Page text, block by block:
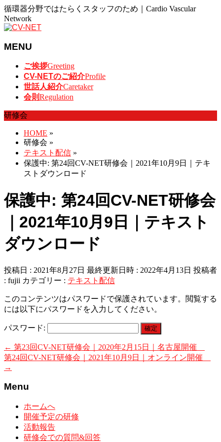
循環器分野ではたらくスタッフのため｜Cardio Vascular
Network
MENU
飛
ご挨拶Greeting
CV-NETのご紹介Profile
世話人紹介Caretaker
会則Regulation
研修会
HOME »
研修会 »
テキスト配信 »
保護中: 第24回CV-NET研修会｜2021年10月9日｜テキ
ストダウンロード
保護中: 第24回CV-NET研修会
｜2021年10月9日｜テキスト
ダウンロード
投稿日 : 2021年8月27日 最終更新日時 : 2022年4月13日 投稿者
: fujii カテゴリー : テキスト配信
このコンテンツはパスワードで保護されています。閲覧する
には以下にパスワードを入力してください。
パスワード:
← 第23回CV-NET研修会｜2020年2月15日｜名古屋開催
第24回CV-NET研修会｜2021年10月9日｜オンライン開催
→
Menu
ホームへ
開催予定の研修
活動報告
研修会での質問&回答